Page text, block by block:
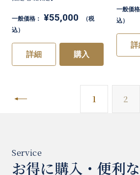
一般価格： ¥55,000
（税
込）
詳細 購入
一般価格
込）
1 2
お得に購入・便利